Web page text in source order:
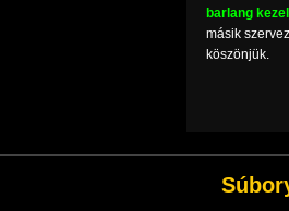
barlang
másik
köszönjük.